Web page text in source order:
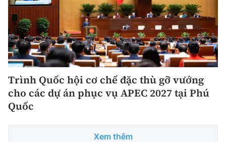
Trình Quốc hội cơ chế đặc thù gỡ vướng
cho các dự án phục vụ APEC 2027 tại Phú
Quốc
Xem thêm